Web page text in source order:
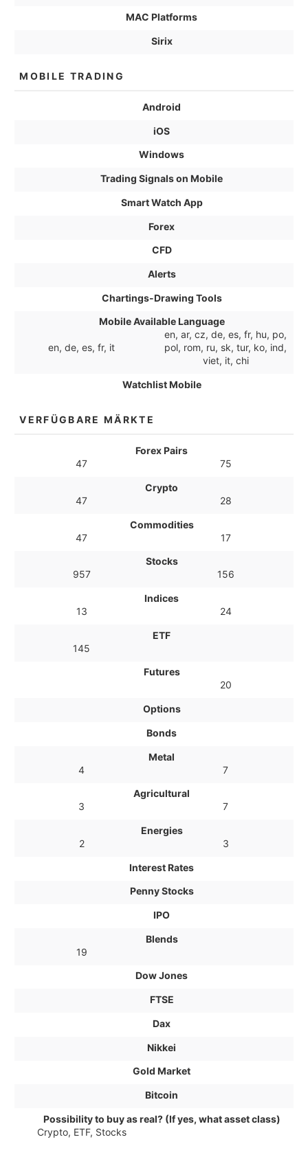
MAC Platforms
Sirix
MOBILE TRADING
Android
iOS
Windows
Trading Signals on Mobile
Smart Watch App
Forex
CFD
Alerts
Chartings-Drawing Tools
Mobile Available Language
en, de, es, fr, it
en, ar, cz, de, es, fr, hu, po,
pol, rom, ru, sk, tur, ko, ind,
viet, it, chi
Watchlist Mobile
VERFÜGBARE MÄRKTE
Forex Pairs
47
75
Crypto
47
28
Commodities
47
17
Stocks
957
156
Indices
13
24
ETF
145
Futures
20
Options
Bonds
Metal
4
7
Agricultural
3
7
Energies
2
3
Interest Rates
Penny Stocks
IPO
Blends
19
Dow Jones
FTSE
Dax
Nikkei
Gold Market
Bitcoin
Possibility to buy as real? (If yes, what asset class)
Crypto, ETF, Stocks